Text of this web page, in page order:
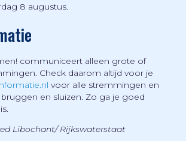
8 augustus.
communiceert alleen grote of
Check daarom altijd voor je
voor alle stremmingen en
en sluizen. Zo ga je goed
Libochant/ Rijkswaterstaat